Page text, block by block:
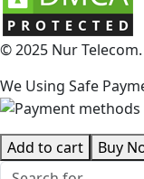
© 2025 Nur
We Using Safe
Add to cart Buy